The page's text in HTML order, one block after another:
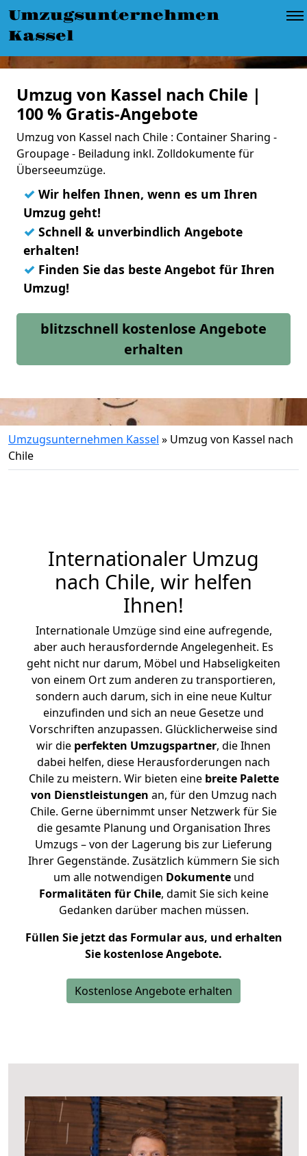
Umzugsunternehmen
Kassel
Umzug von Kassel nach Chile |
100 % Gratis-Angebote
Umzug von Kassel nach Chile : Container Sharing -
Groupage - Beiladung inkl. Zolldokumente für
Überseeumzüge.
✓ Wir helfen Ihnen, wenn es um Ihren
Umzug geht!
✓ Schnell & unverbindlich Angebote
erhalten!
✓ Finden Sie das beste Angebot für Ihren
Umzug!
blitzschnell kostenlose Angebote
erhalten
Umzugsunternehmen Kassel » Umzug von Kassel nach
Chile
Internationaler Umzug
nach Chile, wir helfen
Ihnen!
Internationale Umzüge sind eine aufregende,
aber auch herausfordernde Angelegenheit. Es
geht nicht nur darum, Möbel und Habseligkeiten
von einem Ort zum anderen zu transportieren,
sondern auch darum, sich in eine neue Kultur
einzufinden und sich an neue Gesetze und
Vorschriften anzupassen. Glücklicherweise sind
wir die perfekten Umzugspartner, die Ihnen
dabei helfen, diese Herausforderungen nach
Chile zu meistern. Wir bieten eine breite Palette
von Dienstleistungen an, für den Umzug nach
Chile. Gerne übernimmt unser Netzwerk für Sie
die gesamte Planung und Organisation Ihres
Umzugs – von der Lagerung bis zur Lieferung
Ihrer Gegenstände. Zusätzlich kümmern Sie sich
um alle notwendigen Dokumenteund
Formalitäten für Chile, damit Sie sich keine
Gedanken darüber machen müssen.
Füllen Sie jetzt das Formular aus, und erhalten
Sie kostenlose Angebote.
Kostenlose Angebote erhalten